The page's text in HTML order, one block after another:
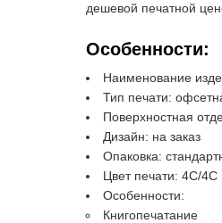
дешевой печатной
Особенности:
Наименование
Тип печати:
Поверхностная
Дизайн: на заказ
Опаковка:
Цвет печати: 4C/4C
Особенности:
Книгопечатание